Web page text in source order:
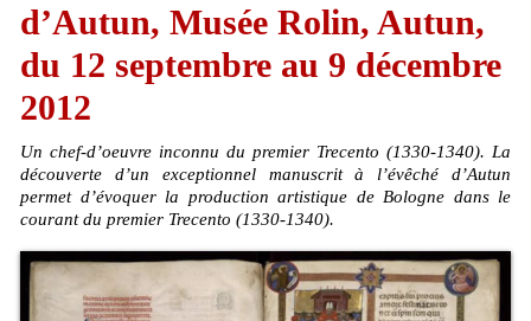
d’Autun, Musée Rolin, Autun,
du 12 septembre au 9 décembre
2012
Un chef-d’oeuvre inconnu du premier Trecento (1330-1340). La
découverte d’un exceptionnel manuscrit à l’évêché d’Autun
permet d’évoquer la production artistique de Bologne dans le
courant du premier Trecento (1330-1340).